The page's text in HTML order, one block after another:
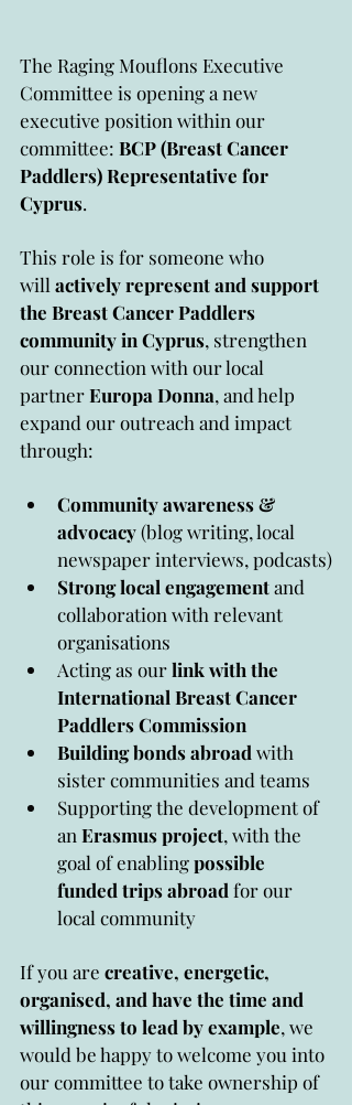
The Raging Mouflons Executive
Committee is opening a new
executive position within our
committee: BCP (Breast Cancer
Paddlers) Representative for
Cyprus.
This role is for someone who
will actively represent and support
the Breast Cancer Paddlers
community in Cyprus, strengthen
our connection with our local
partner Europa Donna, and help
expand our outreach and impact
through:
Community awareness &
advocacy (blog writing, local
newspaper interviews, podcasts)
Strong local engagement and
collaboration with relevant
organisations
Acting as our link with the
International Breast Cancer
Paddlers Commission
Building bonds abroad with
sister communities and teams
Supporting the development of
an Erasmus project, with the
goal of enabling possible
funded trips abroad for our
local community
If you are creative, energetic,
organised, and have the time and
willingness to lead by example, we
would be happy to welcome you into
our committee to take ownership of